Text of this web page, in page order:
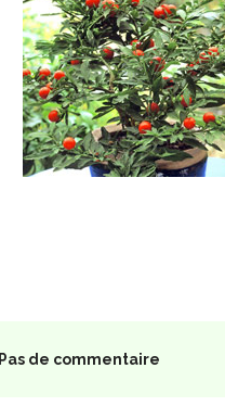
Pas de commentaire